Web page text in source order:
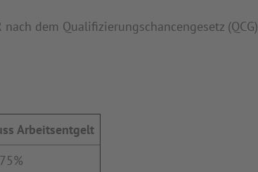
dem Qualifizierungschancengesetz (QCG)
Arbeitsentgelt